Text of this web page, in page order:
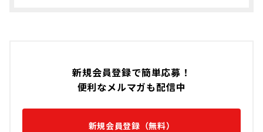
新規会員登録で簡単応募！
便利なメルマガも配信中
新規会員登録（無料）